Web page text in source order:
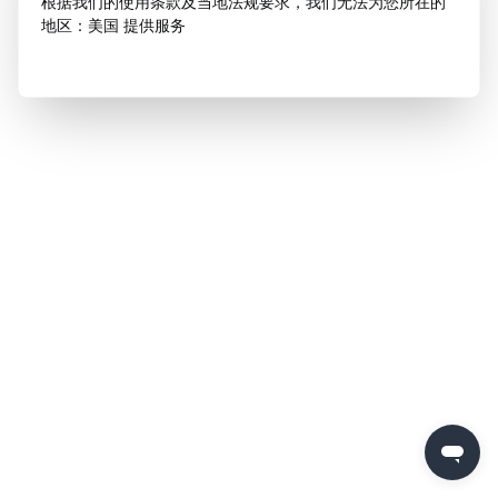
地区：美国 提供服务